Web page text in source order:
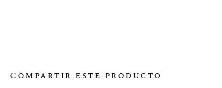
Compartir este producto